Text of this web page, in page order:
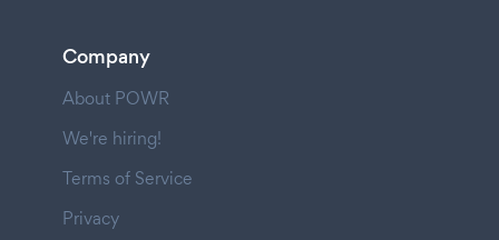
Company
About POWR
We're hiring!
Terms of Service
Privacy